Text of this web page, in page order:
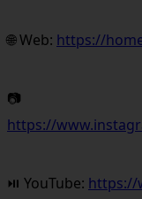
🌐 Web: https://
📷
https://
⏯ YouTube: https://